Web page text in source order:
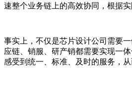
速整个业务链上的高效协同，根据实
事实上，不仅是芯片设计公司需要
应链、销服、研产销都需要实现一
感受到统一、标准、及时的服务，从